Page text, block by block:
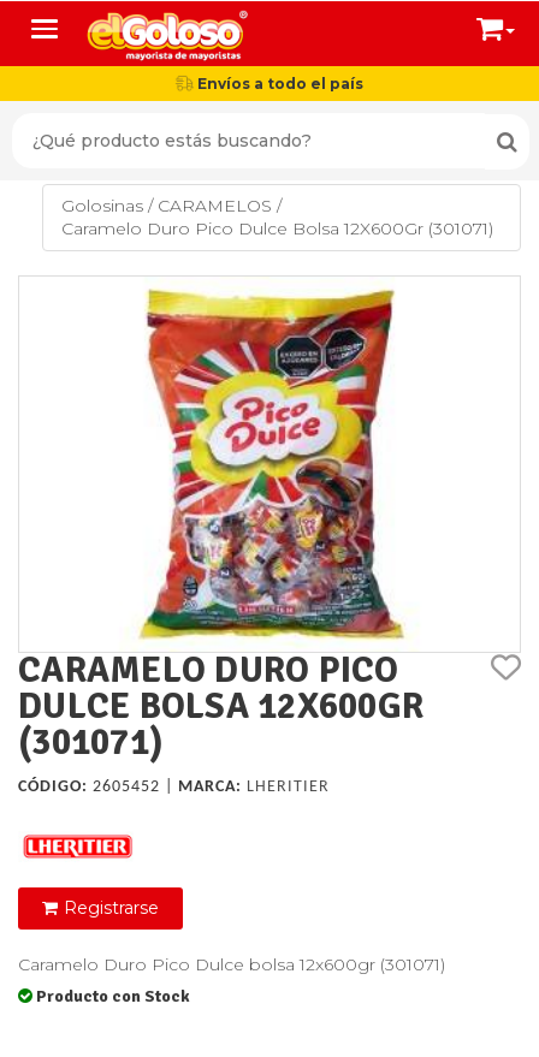
Toggle navigation
Envíos a todo el país
Golosinas / CARAMELOS /
Caramelo Duro Pico Dulce Bolsa 12X600Gr (301071)
CARAMELO DURO PICO
DULCE BOLSA 12X600GR
(301071)
CÓDIGO: 2605452 | MARCA: LHERITIER
Registrarse
Caramelo Duro Pico Dulce bolsa 12x600gr (301071)
Producto con Stock